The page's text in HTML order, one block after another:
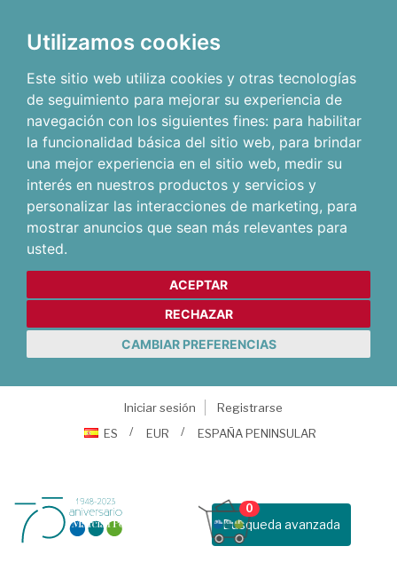
Utilizamos cookies
Este sitio web utiliza cookies y otras tecnologías
de seguimiento para mejorar su experiencia de
navegación con los siguientes fines: para habilitar
la funcionalidad básica del sitio web, para brindar
una mejor experiencia en el sitio web, medir su
interés en nuestros productos y servicios y
personalizar las interacciones de marketing, para
mostrar anuncios que sean más relevantes para
usted.
ACEPTAR
RECHAZAR
CAMBIAR PREFERENCIAS
Iniciar sesión
Registrarse
ES
EUR ESPAÑA PENINSULAR
Busqueda avanzada
0